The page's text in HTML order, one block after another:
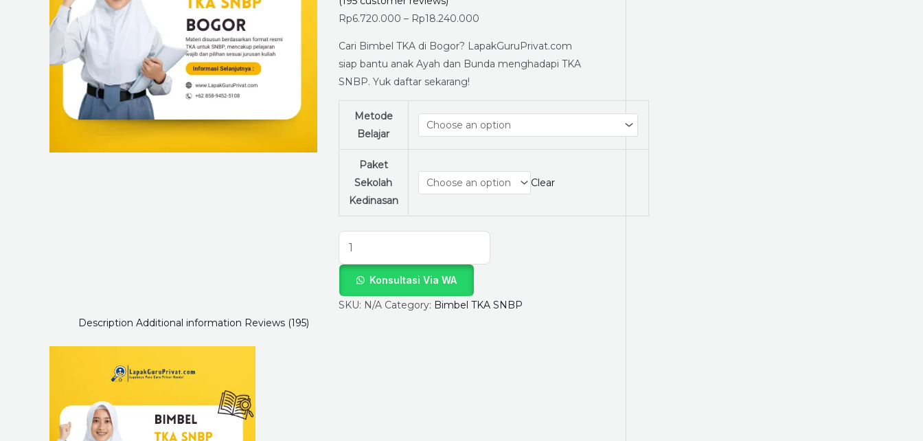
Rp6.720.000 – Rp18.240.000
Cari Bimbel TKA di Bogor? LapakGuruPrivat.com
siap bantu anak Ayah dan Bunda menghadapi TKA
SNBP. Yuk daftar sekarang!
Metode
Belajar
Paket
Sekolah
Kedinasan
Clear
Daftar
TKA
di
Bogor
LapakGuruPrivat.com
quantity
Konsultasi Via WA
SKU: N/A Category: Bimbel TKA SNBP
Description Additional information Reviews (195)